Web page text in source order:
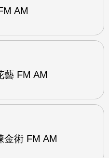
AM
藝 FM AM
金術 FM AM